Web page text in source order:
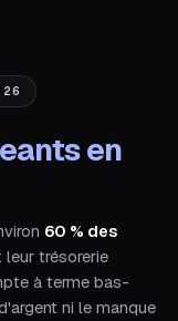
en
60 % des
leur trésorerie
à terme bas-
ni le manque